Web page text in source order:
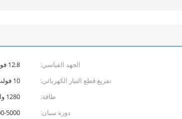
الجهد القياسي:
12.8 فولت
تفريغ قطع التيار الكهربائي:
10 فولت
طاقة:
1280 واط
دورة سبان:
3000-